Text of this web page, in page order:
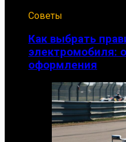
Советы
Как выбрать
электромобиля:
оформления